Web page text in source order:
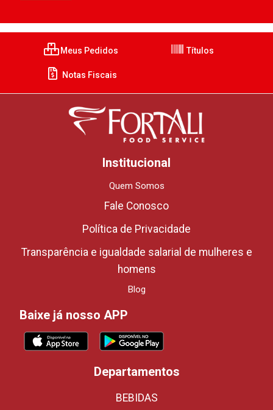
Meus Pedidos Títulos
Notas Fiscais
Institucional
Quem Somos
Fale Conosco
Política de Privacidade
Transparência e igualdade salarial de mulheres e
homens
Blog
Baixe já nosso APP
Departamentos
BEBIDAS